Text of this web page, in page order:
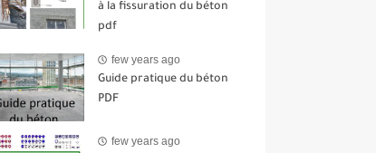
à la fissuration du béton
pdf
few years ago
Guide pratique du béton
PDF
few years ago